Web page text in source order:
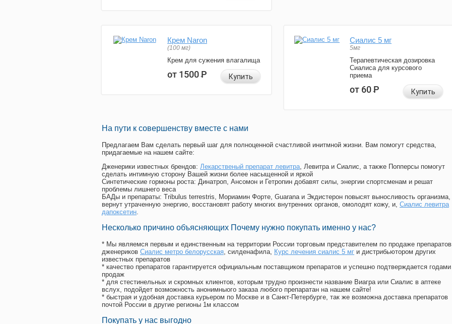
Крем Naron
(100 мг)
Крем для сужения влагалища
от 1500Р Купить
Сиалис 5 мг
5мг
Терапевтическая дозировка
Сиалиса для курсового
приема
от 60Р Купить
На пути к совершенству вместе с нами
Предлагаем Вам сделать первый шаг для полноценной счастливой инитмной жизни. Вам помогут средства,
придагаемые на нашем сайте:
Дженерики известных брендов: Лекарственый препарат левитра, Левитра и Сиалис, а также Попперсы помогут
сделать интимную сторону Вашей жизни более насыщенной и яркой
Синтетические гормоны роста: Динатроп, Ансомон и Гетропин добавят силы, энергии спортсменам и решат
проблемы лишнего веса
БАДы и препараты: Tribulus terrestris, Мориамин Форте, Guarana и Экдистерон повысят выносливость организма,
вернут утраченную энергию, восстановят работу многих внутренних органов, омолодят кожу, и, Сиалис левитра
дапоксетин.
Несколько причино объясняющих Почему нужно покупать именно у нас?
* Мы являемся первым и единственным на территории России торговым представителем по продаже препаратов
дженериков Сиалис метро белорусская, силденафила, Курс лечения сиалис 5 мг и дистрибьютором других
известных препаратов
* качество препаратов гарантируется официальным поставщиком препаратов и успешно подтверждается годами
продаж
* для стестинельных и скромных клиентов, которым трудно произнести название Виагра или Сиалис в аптеке
вслух, подойдет возможность анонимныого заказа любого препаратан на нашем сайте!
* быстрая и удобная доставка курьером по Москве и в Санкт-Петербурге, так же возможна доставка препаратов
почтой России в другие регионы 1м классом
Покупать у нас выгодно